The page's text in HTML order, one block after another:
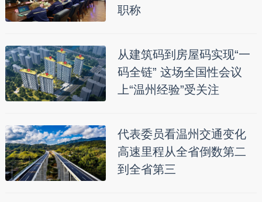
职称
从建筑码到房屋码实现“一
码全链” 这场全国性会议
上“温州经验”受关注
代表委员看温州交通变化
高速里程从全省倒数第二
到全省第三